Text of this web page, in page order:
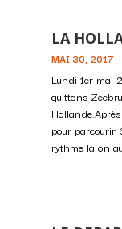
LA
MAI 30, 2017
Lundi 1er mai
quittons
pour parcourir
rythme là on